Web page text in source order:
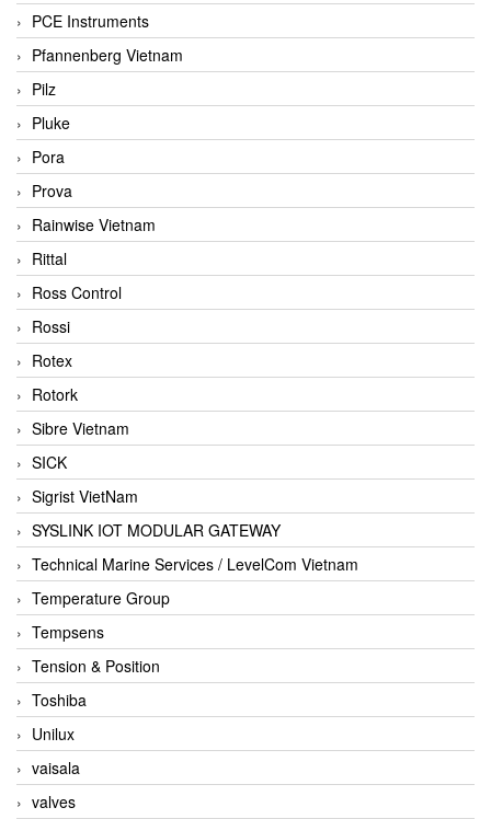
PCE Instruments
Pfannenberg Vietnam
Pilz
Pluke
Pora
Prova
Rainwise Vietnam
Rittal
Ross Control
Rossi
Rotex
Rotork
Sibre Vietnam
SICK
Sigrist VietNam
SYSLINK IOT MODULAR GATEWAY
Technical Marine Services / LevelCom Vietnam
Temperature Group
Tempsens
Tension & Position
Toshiba
Unilux
vaisala
valves